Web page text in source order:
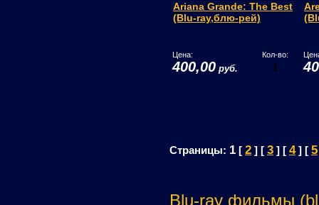
Ariana Grande: The Best
(Blu-ray,блю-рей)
Цена:
400,00 руб.
Кол-во:
Страницы: 1 [ 2 ] [ 3 ] [ 4] [ 5
Blu-ray фильмы